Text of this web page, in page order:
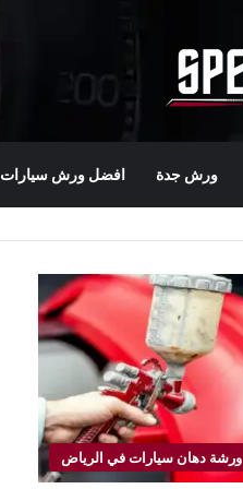
ورش جدة افضل ورش سيارات
ورشة دهان سيارات في الرياض